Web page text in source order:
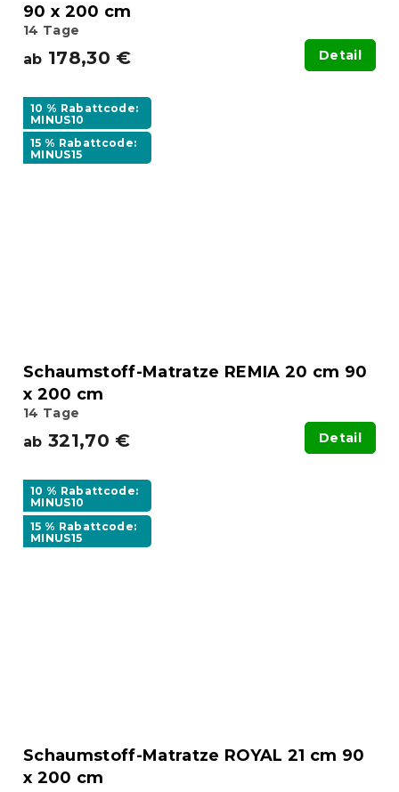
90 x 200 cm
14 Tage
ab 178,30 € Detail
10 % Rabattcode:
MINUS10
15 % Rabattcode:
MINUS15
Schaumstoff-Matratze REMIA 20 cm 90
x 200 cm
14 Tage
ab 321,70 € Detail
10 % Rabattcode:
MINUS10
15 % Rabattcode:
MINUS15
Schaumstoff-Matratze ROYAL 21 cm 90
x 200 cm